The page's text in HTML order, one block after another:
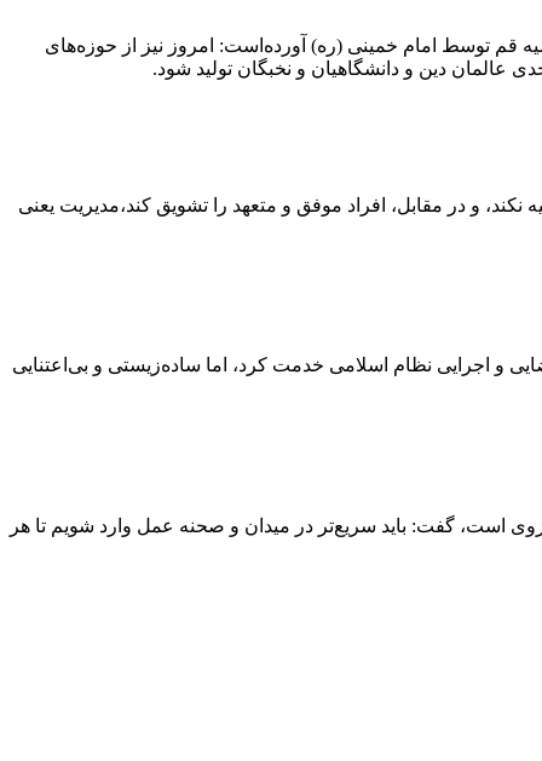
قم توسط امام خمینی (ره) آورده‌است: امروز نیز از حوزه‌های
عالمان دین و دانشگاهیان و نخبگان تولید شود.
نکند، و در مقابل، افراد موفق و متعهد را تشویق کند،مدیریت یعنی
و اجرایی نظام اسلامی خدمت کرد، اما ساده‌زیستی و بی‌اعتنایی
است، گفت: باید سریع‌تر در میدان و صحنه عمل وارد شویم تا هر